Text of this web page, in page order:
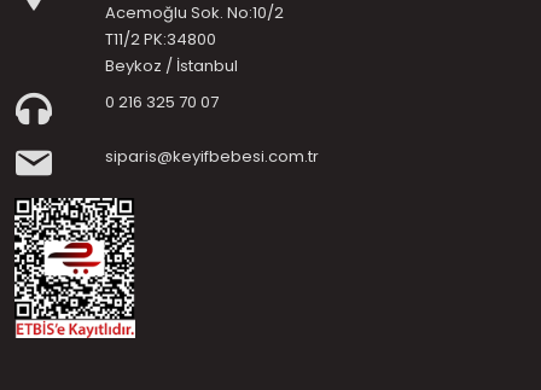
Acemoğlu Sok. No:10/2
T11/2 PK:34800
Beykoz / İstanbul
0 216 325 70 07
siparis@keyifbebesi.com.tr